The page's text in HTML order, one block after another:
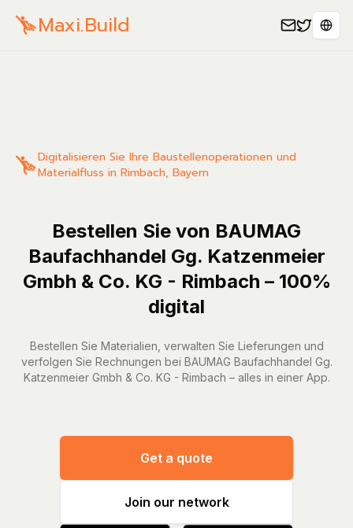
Maxi.Build
Digitalisieren Sie Ihre Baustellenoperationen und
Materialfluss in Rimbach, Bayern
Bestellen Sie von BAUMAG
Baufachhandel Gg. Katzenmeier
Gmbh & Co. KG - Rimbach – 100%
digital
Bestellen Sie Materialien, verwalten Sie Lieferungen und
verfolgen Sie Rechnungen bei BAUMAG Baufachhandel Gg.
Katzenmeier Gmbh & Co. KG - Rimbach – alles in einer App.
Get a quote
Join our network